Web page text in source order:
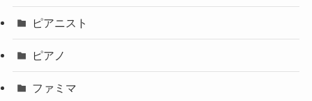
ピアニスト
ピアノ
ファミマ